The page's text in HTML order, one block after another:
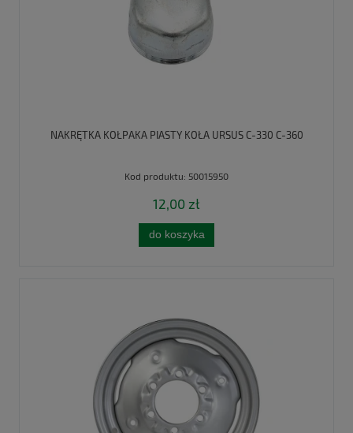
NAKRĘTKA KOŁPAKA PIASTY KOŁA URSUS C-330 C-360
Kod produktu: 50015950
12,00 zł
do koszyka